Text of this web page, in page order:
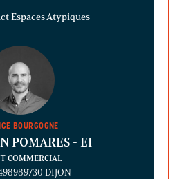
Espaces Atypiques
BOURGOGNE
POMARES - EI
COMMERCIAL
DIJON